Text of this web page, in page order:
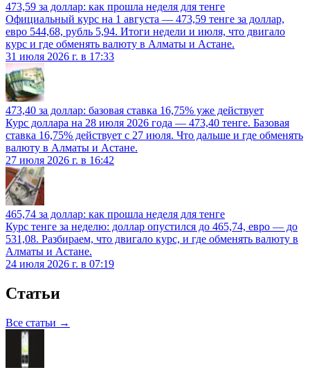
473,59 за доллар: как прошла неделя для тенге
Официальный курс на 1 августа — 473,59 тенге за доллар,
евро 544,68, рубль 5,94. Итоги недели и июля, что двигало
курс и где обменять валюту в Алматы и Астане.
31 июля 2026 г. в 17:33
473,40 за доллар: базовая ставка 16,75% уже действует
Курс доллара на 28 июля 2026 года — 473,40 тенге. Базовая
ставка 16,75% действует с 27 июля. Что дальше и где обменять
валюту в Алматы и Астане.
27 июля 2026 г. в 16:42
465,74 за доллар: как прошла неделя для тенге
Курс тенге за неделю: доллар опустился до 465,74, евро — до
531,08. Разбираем, что двигало курс, и где обменять валюту в
Алматы и Астане.
24 июля 2026 г. в 07:19
Статьи
Все статьи →